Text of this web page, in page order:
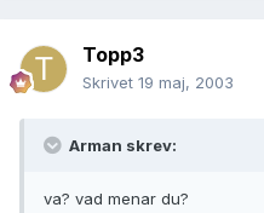
Topp3
Skrivet 19 maj, 2003
Arman skrev:
va? vad menar du?